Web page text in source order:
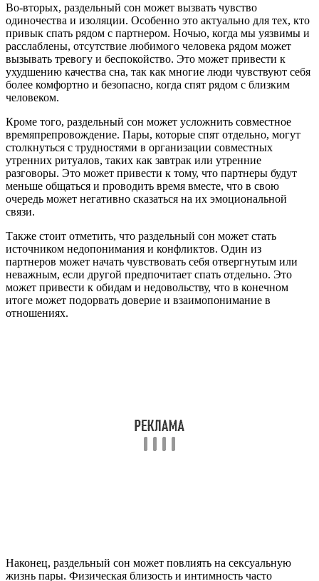
Во-вторых, раздельный сон может вызвать чувство
одиночества и изоляции. Особенно это актуально для тех, кто
привык спать рядом с партнером. Ночью, когда мы уязвимы и
расслаблены, отсутствие любимого человека рядом может
вызывать тревогу и беспокойство. Это может привести к
ухудшению качества сна, так как многие люди чувствуют себя
более комфортно и безопасно, когда спят рядом с близким
человеком.
Кроме того, раздельный сон может усложнить совместное
времяпрепровождение. Пары, которые спят отдельно, могут
столкнуться с трудностями в организации совместных
утренних ритуалов, таких как завтрак или утренние
разговоры. Это может привести к тому, что партнеры будут
меньше общаться и проводить время вместе, что в свою
очередь может негативно сказаться на их эмоциональной
связи.
Также стоит отметить, что раздельный сон может стать
источником недопонимания и конфликтов. Один из
партнеров может начать чувствовать себя отвергнутым или
неважным, если другой предпочитает спать отдельно. Это
может привести к обидам и недовольству, что в конечном
итоге может подорвать доверие и взаимопонимание в
отношениях.
Наконец, раздельный сон может повлиять на сексуальную
жизнь пары. Физическая близость и интимность часто